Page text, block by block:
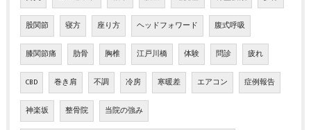
股関節 寝方 座り方 ヘッドフォワード 腹式呼吸
膝関節痛 肋骨 胸椎 江戸川橋 体験 問診 疲れ
CBD 巻き肩 不調 冷房 寒暖差 エアコン 症例報告
神楽坂 整骨院 当院の強み